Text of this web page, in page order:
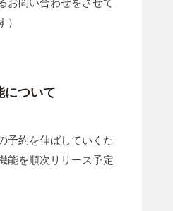
お問い合わせをさせて
）
について
予約を伸ばしていくた
能を順次リリース予定